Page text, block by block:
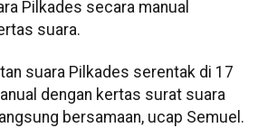
Pilkades secara manual
suara.
suara Pilkades serentak di 17
dengan kertas surat suara
bersamaan, ucap Semuel.